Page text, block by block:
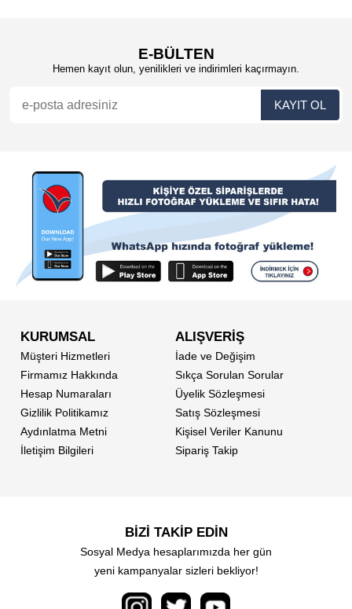
E-BÜLTEN
Hemen kayıt olun, yenilikleri ve indirimleri kaçırmayın.
KURUMSAL
Müşteri Hizmetleri
Firmamız Hakkında
Hesap Numaraları
Gizlilik Politikamız
Aydınlatma Metni
İletişim Bilgileri
ALIŞVERİŞ
İade ve Değişim
Sıkça Sorulan Sorular
Üyelik Sözleşmesi
Satış Sözleşmesi
Kişisel Veriler Kanunu
Sipariş Takip
BİZİ TAKİP EDİN
Sosyal Medya hesaplarımızda her gün
yeni kampanyalar sizleri bekliyor!